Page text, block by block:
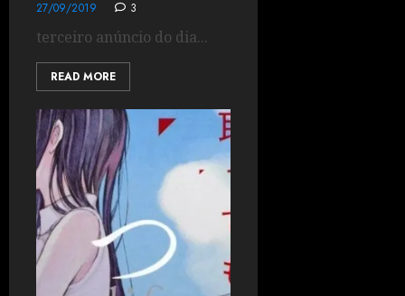
27/09/2019
3
terceiro anúncio do dia...
READ MORE